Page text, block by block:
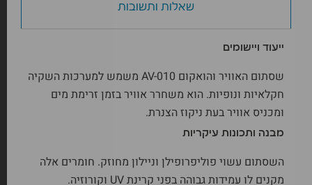
שאלות ותשובות
ייעוד ויישומים
שסתום האוויר והואקום AV-010 משמש למערכות השקיה
חקלאיות ונופיות. הוא משחרר אוויר בזמן זרימת מים
ומכניס אוויר בעת ניקוז הצנרת.
מבנה ותכונות עיקריות
השסתום עשוי פוליפרופילן וניילון מחוזק. חומרים אלה
מקנים לו עמידות גבוהה בפני קרינת UV וקורוזיה.